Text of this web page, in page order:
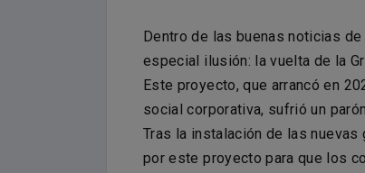
Dentro de las buenas noticias
especial ilusión: la vuelta de la
Este proyecto, que arrancó en
social corporativa, sufrió un
Tras la instalación de las
por este proyecto para que los